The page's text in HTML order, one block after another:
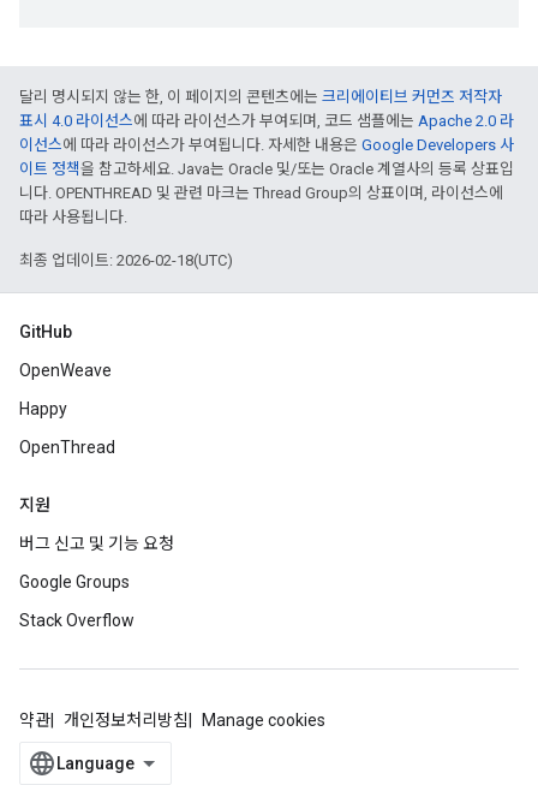
달리 명시되지 않는 한, 이 페이지의 콘텐츠에는 크리에이티브 커먼즈 저작자
표시 4.0 라이선스에 따라 라이선스가 부여되며, 코드 샘플에는 Apache 2.0 라
이선스에 따라 라이선스가 부여됩니다. 자세한 내용은 Google Developers 사
이트 정책을 참고하세요. Java는 Oracle 및/또는 Oracle 계열사의 등록 상표입
니다. OPENTHREAD 및 관련 마크는 Thread Group의 상표이며, 라이선스에
따라 사용됩니다.
최종 업데이트: 2026-02-18(UTC)
GitHub
OpenWeave
Happy
OpenThread
지원
버그 신고 및 기능 요청
Google Groups
Stack Overflow
약관 개인정보처리방침 Manage cookies